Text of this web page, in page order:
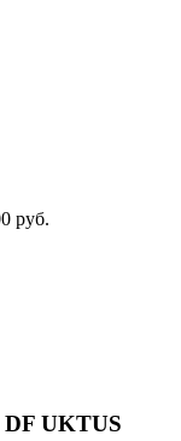
руб.
DF UKTUS